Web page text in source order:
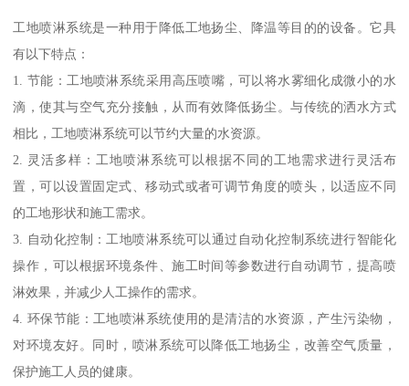
工地喷淋系统是一种用于降低工地扬尘、降温等目的的设备。它具
有以下特点：
1. 节能：工地喷淋系统采用高压喷嘴，可以将水雾细化成微小的水
滴，使其与空气充分接触，从而有效降低扬尘。与传统的洒水方式
相比，工地喷淋系统可以节约大量的水资源。
2. 灵活多样：工地喷淋系统可以根据不同的工地需求进行灵活布
置，可以设置固定式、移动式或者可调节角度的喷头，以适应不同
的工地形状和施工需求。
3. 自动化控制：工地喷淋系统可以通过自动化控制系统进行智能化
操作，可以根据环境条件、施工时间等参数进行自动调节，提高喷
淋效果，并减少人工操作的需求。
4. 环保节能：工地喷淋系统使用的是清洁的水资源，产生污染物，
对环境友好。同时，喷淋系统可以降低工地扬尘，改善空气质量，
保护施工人员的健康。